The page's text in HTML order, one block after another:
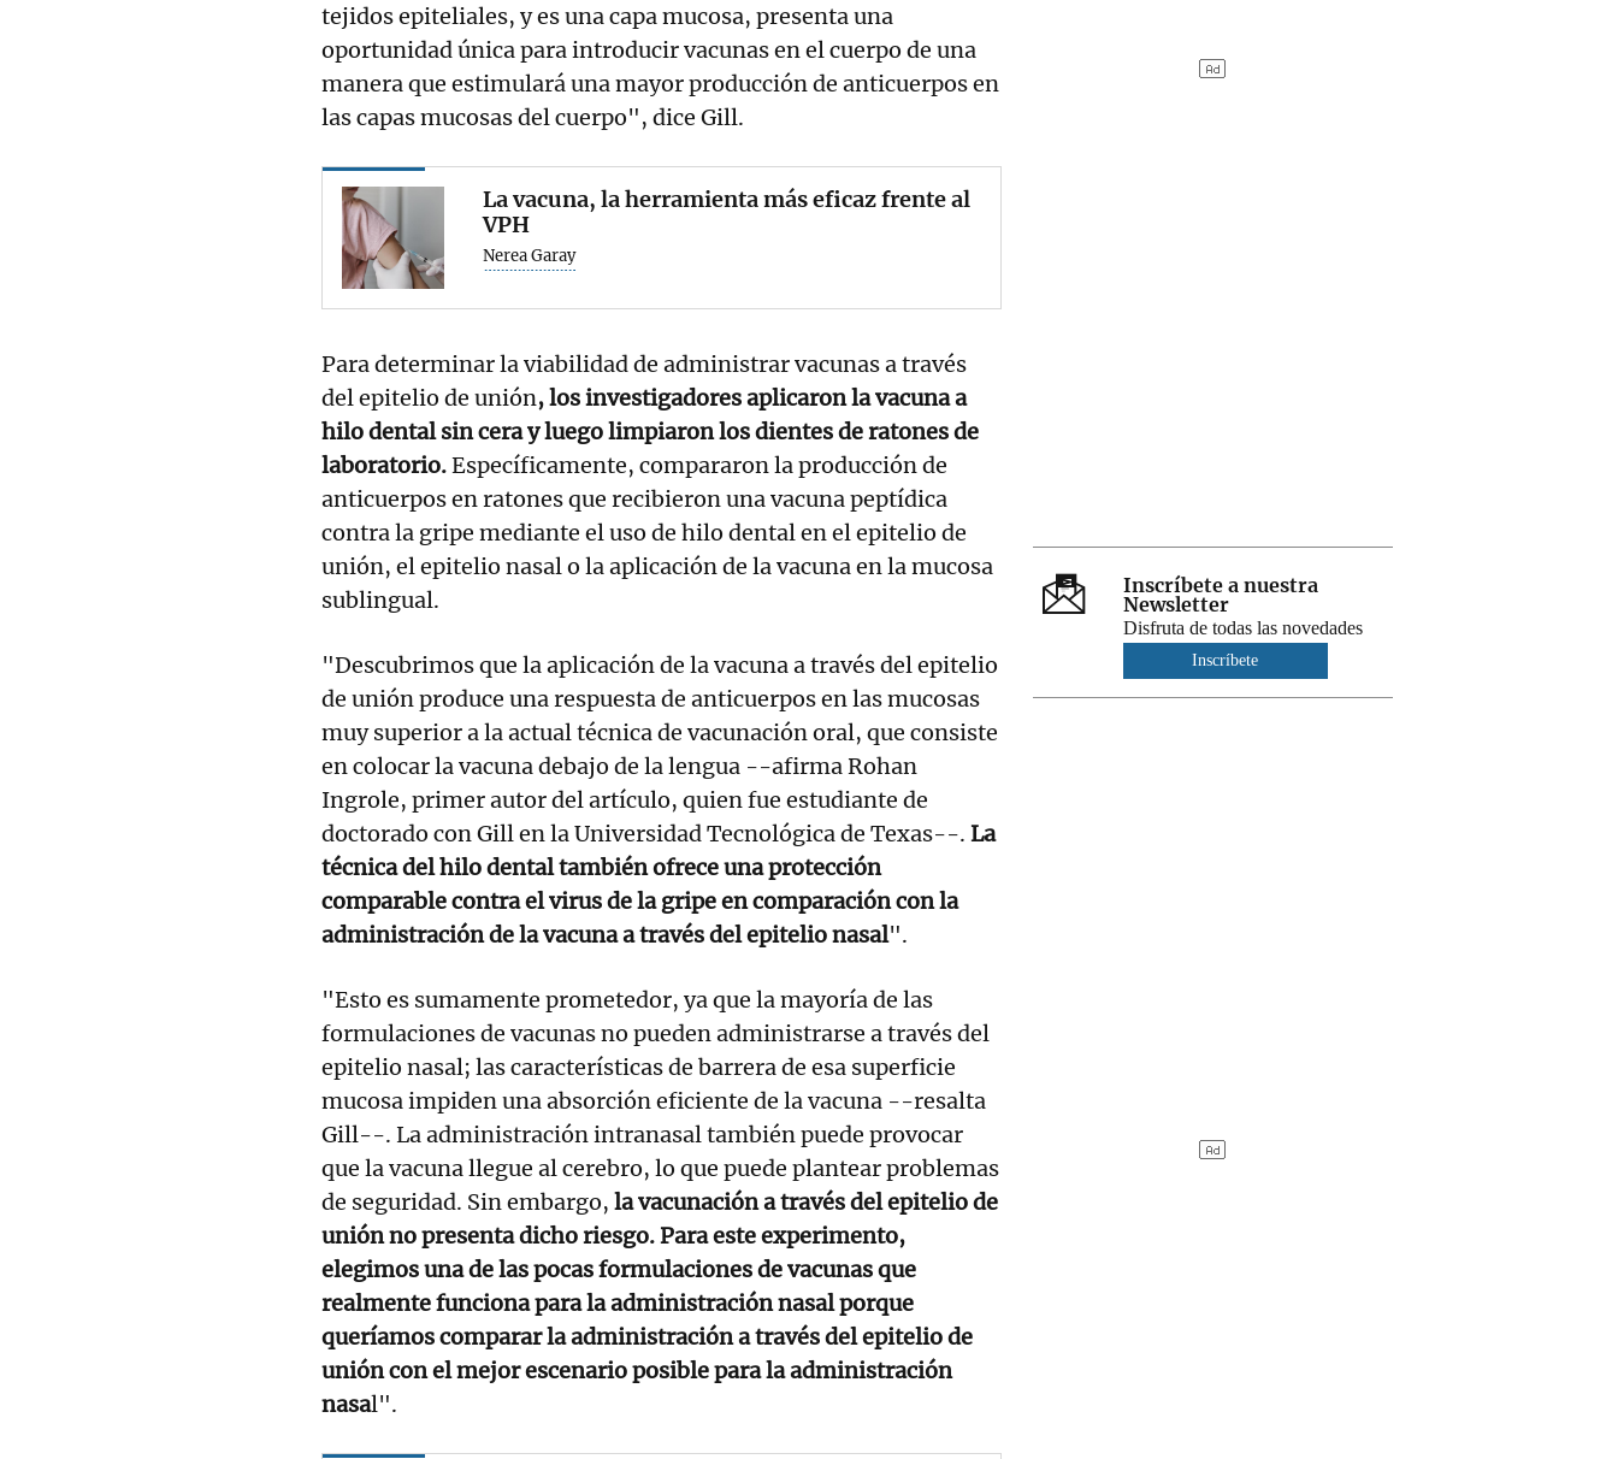
tejidos epiteliales, y es una capa mucosa, presenta una
oportunidad única para introducir vacunas en el cuerpo de una
manera que estimulará una mayor producción de anticuerpos en
las capas mucosas del cuerpo", dice Gill.
La vacuna, la herramienta más eficaz frente al
VPH
Nerea Garay
Para determinar la viabilidad de administrar vacunas a través
del epitelio de unión, los investigadores aplicaron la vacuna a
hilo dental sin cera y luego limpiaron los dientes de ratones de
laboratorio.Específicamente, compararon la producción de
anticuerpos en ratones que recibieron una vacuna peptídica
contra la gripe mediante el uso de hilo dental en el epitelio de
unión, el epitelio nasal o la aplicación de la vacuna en la mucosa
sublingual.
"Descubrimos que la aplicación de la vacuna a través del epitelio
de unión produce una respuesta de anticuerpos en las mucosas
muy superior a la actual técnica de vacunación oral, que consiste
en colocar la vacuna debajo de la lengua --afirma Rohan
Ingrole, primer autor del artículo, quien fue estudiante de
doctorado con Gill en la Universidad Tecnológica de Texas--. La
técnica del hilo dental también ofrece una protección
comparable contra el virus de la gripe en comparación con la
administración de la vacuna a través del epitelio nasal".
"Esto es sumamente prometedor, ya que la mayoría de las
formulaciones de vacunas no pueden administrarse a través del
epitelio nasal; las características de barrera de esa superficie
mucosa impiden una absorción eficiente de la vacuna --resalta
Gill--. La administración intranasal también puede provocar
que la vacuna llegue al cerebro, lo que puede plantear problemas
de seguridad. Sin embargo, la vacunación a través del epitelio de
unión no presenta dicho riesgo. Para este experimento,
elegimos una de las pocas formulaciones de vacunas que
realmente funciona para la administración nasal porque
queríamos comparar la administración a través del epitelio de
unión con el mejor escenario posible para la administración
nasal".
Inscríbete a nuestra
Newsletter
Disfruta de todas las novedades
Inscríbete